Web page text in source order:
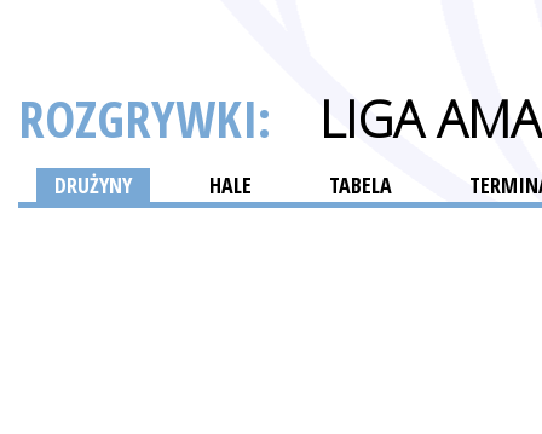
ROZGRYWKI: LIGA
DRUŻYNY HALE TABELA